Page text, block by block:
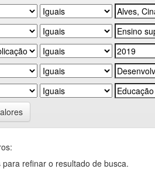
para refinar o resultado de busca.